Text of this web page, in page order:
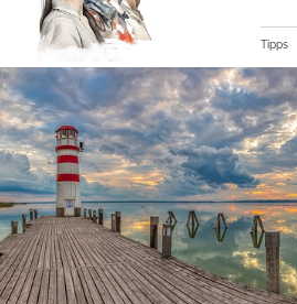
Tipps